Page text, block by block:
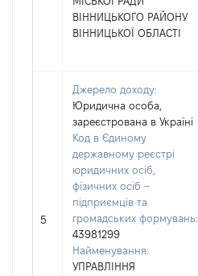
ВІННИЦЬКОГО РАЙОНУ
ВІННИЦЬКОЇ ОБЛАСТІ
5
Джерело доходу:
Юридична особа,
зареєстрована в Україні
Код в Єдиному
державному реєстрі
юридичних осіб,
фізичних осіб –
підприємців та
громадських формувань:
43981299
Найменування:
УПРАВЛІННЯ